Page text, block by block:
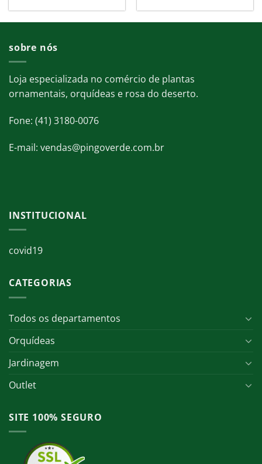
sobre nós
Loja especializada no comércio de plantas
ornamentais, orquídeas e rosa do deserto.
Fone: (41) 3180-0076
E-mail: vendas@pingoverde.com.br
INSTITUCIONAL
covid19
CATEGORIAS
Todos os departamentos
Orquídeas
Jardinagem
Outlet
SITE 100% SEGURO